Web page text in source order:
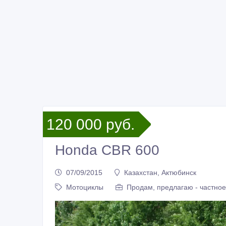
120 000 руб.
Honda CBR 600
07/09/2015
Казахстан, Актюбинск
Мотоциклы
Продам, предлагаю -